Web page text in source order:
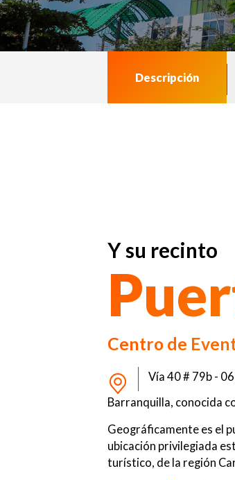
Descripción
Y su recinto
Centro de
Vía 40 # 79b -
Barranquilla, conocida
Geográficamente es el
ubicación privilegiada
turístico, de la región